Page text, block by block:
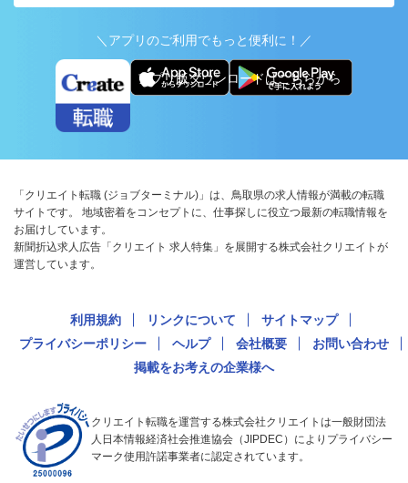
＼アプリのご利用でもっと便利に！／
アプリ版ダウンロードはこちらから
「クリエイト転職 (ジョブターミナル)」は、鳥取県の求人情報が満載の転職
サイトです。 地域密着をコンセプトに、仕事探しに役立つ最新の転職情報を
お届けしています。
新聞折込求人広告「クリエイト 求人特集」を展開する株式会社クリエイトが
運営しています。
利用規約 リンクについて
サイトマップ
プライバシーポリシー
ヘルプ 会社概要
お問い合わせ
掲載をお考えの企業様へ
クリエイト転職を運営する株式会社クリエイトは一般財団法
人日本情報経済社会推進協会（JIPDEC）によりプライバシー
マーク使用許諾事業者に認定されています。